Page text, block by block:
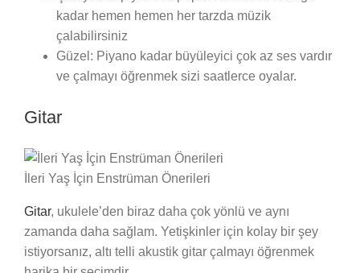
kadar hemen hemen her tarzda müzik
çalabilirsiniz
Güzel: Piyano kadar büyüleyici çok az ses vardır
ve çalmayı öğrenmek sizi saatlerce oyalar.
Gitar
İleri Yaş İçin Enstrüman Önerileri
Gitar, ukulele’den biraz daha çok yönlü ve aynı
zamanda daha sağlam. Yetişkinler için kolay bir şey
istiyorsanız, altı telli akustik gitar çalmayı öğrenmek